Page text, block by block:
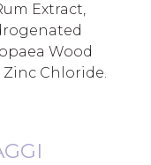
Extract,
Wood
Chloride.